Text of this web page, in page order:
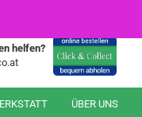
helfen?
ÜBER UNS